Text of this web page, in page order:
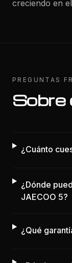
creciendo en
PREGUNTAS
Sobre
¿Cuánto
¿Dónde
JAECOO 5?
¿Qué